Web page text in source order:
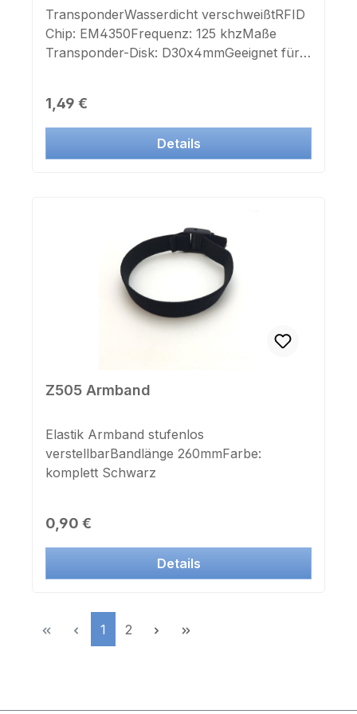
TransponderWasserdicht verschweißtRFID
Chip: EM4350Frequenz: 125 khzMaße
Transponder-Disk: D30x4mmGeeignet für
und ZK-Codes können mitgeliefert werden.
Regulärer Preis:
1,49 €
Details
Z505 Armband
Elastik Armband stufenlos
verstellbarBandlänge 260mmFarbe:
komplett Schwarz
Regulärer Preis:
0,90 €
Details
Seite
1 Seite
2